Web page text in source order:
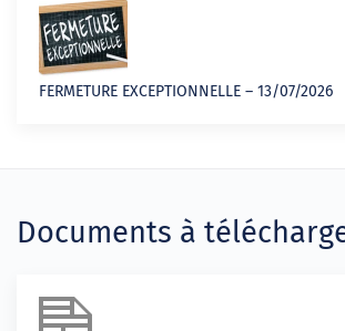
FERMETURE EXCEPTIONNELLE – 13/07/2026
Documents à